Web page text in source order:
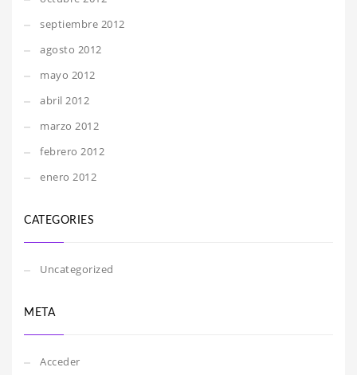
septiembre 2012
agosto 2012
mayo 2012
abril 2012
marzo 2012
febrero 2012
enero 2012
CATEGORIES
Uncategorized
META
Acceder